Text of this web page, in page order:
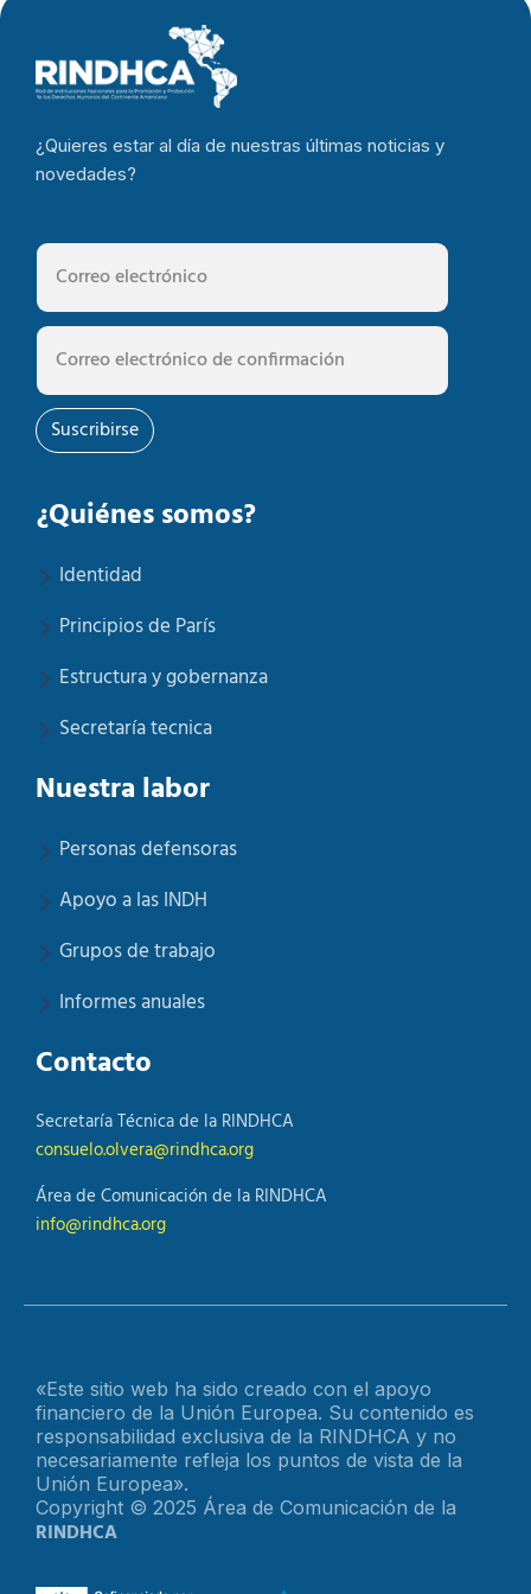
¿Quieres estar al día de nuestras últimas noticias y
novedades?
Suscribirse
¿Quiénes somos?
Identidad
Principios de París
Estructura y gobernanza
Secretaría tecnica
Nuestra labor
Personas defensoras
Apoyo a las INDH
Grupos de trabajo
Informes anuales
Contacto
Secretaría Técnica de la RINDHCA
consuelo.olvera@rindhca.org
Área de Comunicación de la RINDHCA
info@rindhca.org
«Este sitio web ha sido creado con el apoyo
financiero de la Unión Europea. Su contenido es
responsabilidad exclusiva de la RINDHCA y no
necesariamente refleja los puntos de vista de la
Unión Europea».
Copyright © 2025 Área de Comunicación de la
RINDHCA